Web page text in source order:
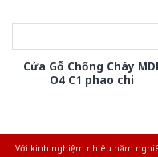
Cửa Gỗ Chống Cháy
O4 C1 phao chi
Với kinh nghiệm nhiêu năm